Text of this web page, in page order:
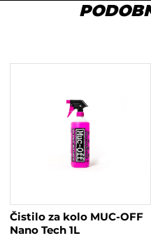
Čistilo za kolo MUC-OFF
Nano Tech 1L